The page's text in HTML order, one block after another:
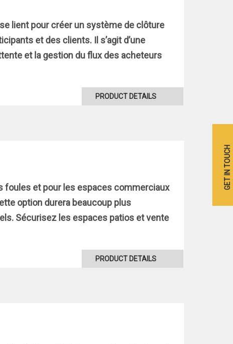
lient pour créer un système de clôture
et des clients. Il s’agit d’une
et la gestion du flux des acheteurs
PRODUCT DETAILS
foules et pour les espaces commerciaux
option durera beaucoup plus
Sécurisez les espaces patios et vente
PRODUCT DETAILS
GET IN TOUCH